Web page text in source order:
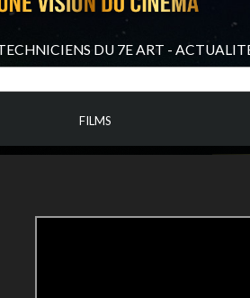
DU 7E ART -
FILMS